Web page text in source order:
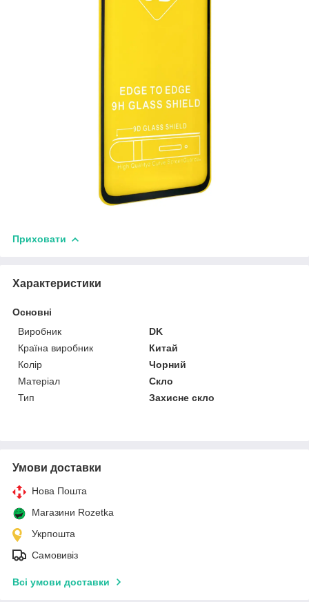
Приховати
Характеристики
Основні
Виробник
DK
Країна виробник
Китай
Колір
Чорний
Матеріал
Скло
Тип
Захисне скло
Умови доставки
Нова Пошта
Магазини Rozetka
Укрпошта
Самовивіз
Всі умови доставки